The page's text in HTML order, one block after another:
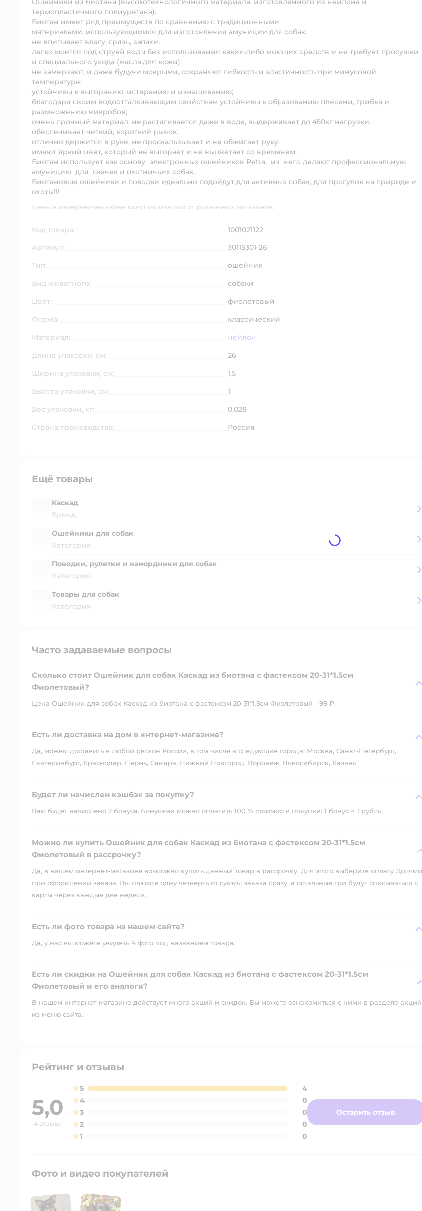
Ошейники из биотана (высокотехнологичного материала, изготовленного из нейлона и
термопластичного полиуретана).
Биотан имеет ряд преимуществ по сравнению с традиционными
материалами, использующимися для изготовления амуниции для собак:
не впитывает влагу, грязь, запахи.
легко моется под струей воды без использования каких-либо моющих средств и не требует просушки
и специального ухода (масла для кожи);
не замерзают, и даже будучи мокрыми, сохраняют гибкость и эластичность при минусовой
температуре;
устойчивы к выгоранию, истиранию и изнашиванию;
благодаря своим водоотталкивающим свойствам устойчивы к образованию плесени, грибка и
размножению микробов;
очень прочный материал, не растягивается даже в воде, выдерживает до 450кг нагрузки,
обеспечивает четкий, короткий рывок.
отлично держится в руке, не проскальзывает и не обжигает руку.
имеют яркий цвет, который не выгорает и не выцветает со временем.
Биотан использует как основу электронных ошейников Petra, из него делают профессиональную
амуницию для скачек и охотничьих собак.
Биотановые ошейники и поводки идеально подойдут для активных собак, для прогулок на природе и
охоты!!!
Цены в интернет-магазине могут отличаться от розничных магазинов.
Код товара:
1001021122
Артикул:
30115301-26
Тип:
ошейник
Вид животного:
собаки
Цвет:
фиолетовый
Форма:
классический
Материал:
нейлон
Длина упаковки, см:
26
Ширина упаковки, см:
1.5
Высота упаковки, см:
1
Вес упаковки, кг:
0.028
Страна производства:
Россия
Ещё товары
Каскад
Бренд
Ошейники для собак
Категория
Поводки, рулетки и намордники для собак
Категория
Товары для собак
Категория
Часто задаваемые вопросы
Сколько стоит Ошейник для собак Каскад из биотана с фастексом 20-31*1.5см
Фиолетовый?
Цена Ошейник для собак Каскад из биотана с фастексом 20-31*1.5см Фиолетовый - 99 ₽.
Есть ли доставка на дом в интернет-магазине?
Да, можем доставить в любой регион России, в том числе в следующие города: Москва, Санкт-Петербург,
Екатеринбург, Краснодар, Пермь, Самара, Нижний Новгород, Воронеж, Новосибирск, Казань.
Будет ли начислен кэшбэк за покупку?
Вам будет начислено 2 бонуса. Бонусами можно оплатить 100 % стоимости покупки: 1 бонус = 1 рубль.
Можно ли купить Ошейник для собак Каскад из биотана с фастексом 20-31*1.5см
Фиолетовый в рассрочку?
Да, в нашем интернет-магазине возможно купить данный товар в рассрочку. Для этого выберите оплату Долями
при оформлении заказа. Вы платите одну четверть от суммы заказа сразу, а остальные три будут списываться с
карты через каждые две недели.
Есть ли фото товара на нашем сайте?
Да, у нас вы можете увидеть 4 фото под названием товара.
Есть ли скидки на Ошейник для собак Каскад из биотана с фастексом 20-31*1.5см
Фиолетовый и его аналоги?
В нашем интернет-магазине действует много акций и скидок. Вы можете ознакомиться с ними в разделе акций
из меню сайта.
Рейтинг и отзывы
5,0
4 отзыва
5
4
4
0
3
0
2
0
1
0
Оставить отзыв
Фото и видео покупателей